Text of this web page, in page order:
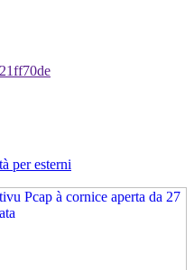
per esterni